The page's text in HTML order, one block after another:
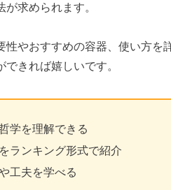
求められます。
性やおすすめの容器、使い方
きれば嬉しいです。
学を理解できる
ランキング形式で紹介
工夫を学べる